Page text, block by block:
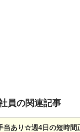
員の関連記事
当あり☆週4日の短時